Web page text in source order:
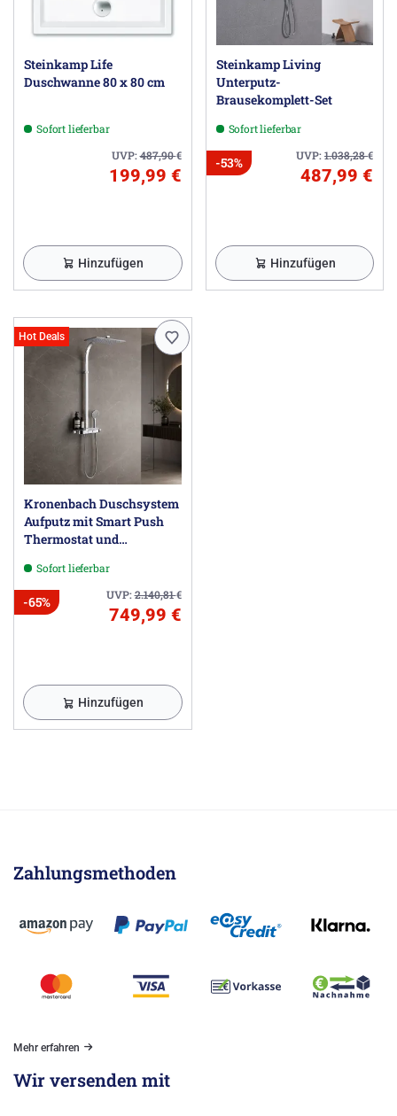
Steinkamp Life
Duschwanne 80 x 80 cm
Sofort lieferbar
UVP:487,90€
199,99 €
Hinzufügen
Steinkamp Living
Unterputz-
Brausekomplett-Set
Sofort lieferbar
UVP:1.038,28€
-53%
487,99 €
Hinzufügen
Hot Deals
Kronenbach Duschsystem
Aufputz mit Smart Push
Thermostat und
Sofort lieferbar
UVP:2.140,81€
-65%
749,99 €
Hinzufügen
Zahlungsmethoden
Mehr erfahren
Wir versenden mit